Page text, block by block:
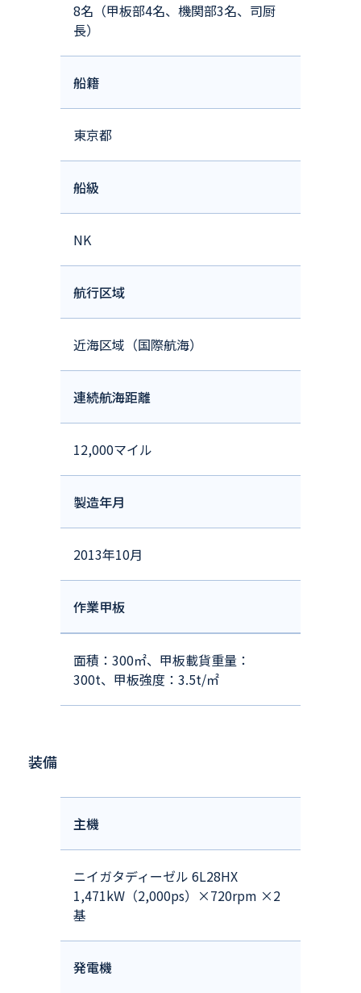
8名（甲板部4名、機関部3名、司厨
長）
船籍
東京都
船級
NK
航行区域
近海区域（国際航海）
連続航海距離
12,000マイル
製造年月
2013年10月
作業甲板
面積：300㎡、甲板載貨重量：
300t、甲板強度：3.5t/㎡
装備
主機
ニイガタディーゼル 6L28HX
1,471kW（2,000ps）×720rpm ×2
基
発電機